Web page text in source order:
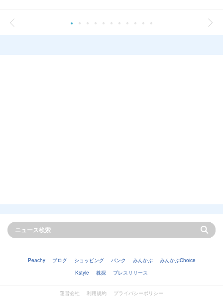
Peachy ブログ ショッピング バンク みんかぶ
みんかぶChoice
Kstyle
株探 プレスリリース
運営会社 利用規約 プライバシーポリシー